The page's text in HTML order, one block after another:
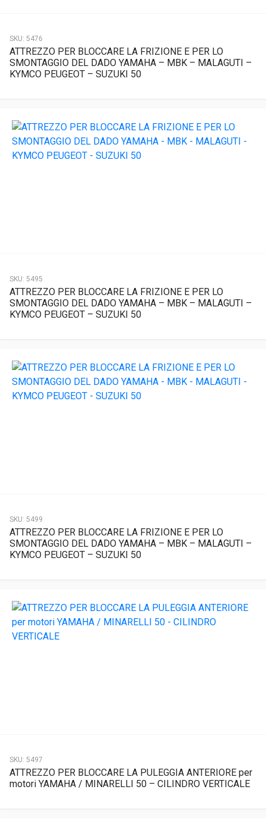
SKU: 5476
ATTREZZO PER BLOCCARE LA FRIZIONE E PER LO
SMONTAGGIO DEL DADO YAMAHA – MBK – MALAGUTI –
KYMCO PEUGEOT – SUZUKI 50
SKU: 5495
ATTREZZO PER BLOCCARE LA FRIZIONE E PER LO
SMONTAGGIO DEL DADO YAMAHA – MBK – MALAGUTI –
KYMCO PEUGEOT – SUZUKI 50
SKU: 5499
ATTREZZO PER BLOCCARE LA FRIZIONE E PER LO
SMONTAGGIO DEL DADO YAMAHA – MBK – MALAGUTI –
KYMCO PEUGEOT – SUZUKI 50
SKU: 5497
ATTREZZO PER BLOCCARE LA PULEGGIA ANTERIORE per
motori YAMAHA / MINARELLI 50 – CILINDRO VERTICALE